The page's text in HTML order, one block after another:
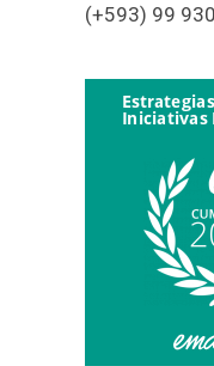
(+593) 99